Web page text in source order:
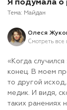
Я подумала о
Тема: Майдан
Олеся
Смотреть все
«Когда
конец. В моем
то другой
медик. И видя,
таких ранениях